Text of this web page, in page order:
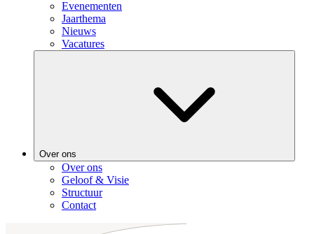
Evenementen
Jaarthema
Nieuws
Vacatures
Over ons
Over ons
Geloof & Visie
Structuur
Contact